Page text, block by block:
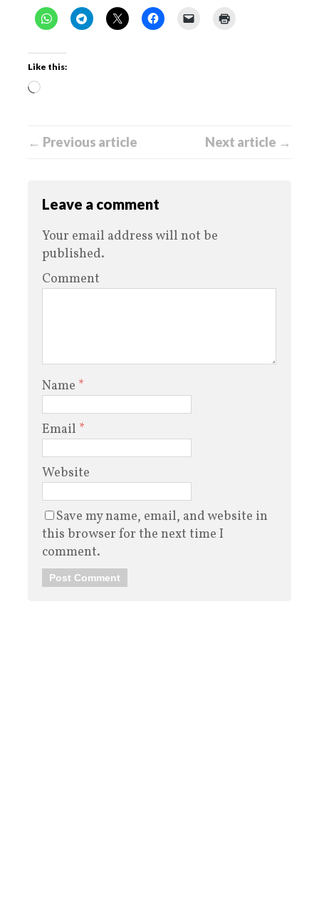
Like this:
← Previous article Next article →
Leave a comment
Your email address will not be
published.
Comment
Name *
Email *
Website
Save my name, email, and website in
this browser for the next time I
comment.